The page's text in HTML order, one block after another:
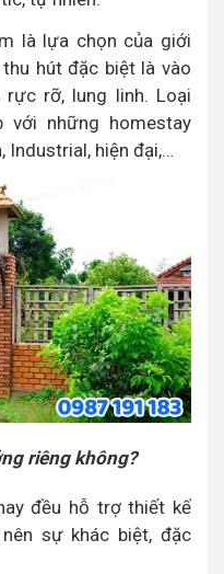
là lựa chọn của giới
hút đặc biệt là vào
rỡ, lung linh. Loại
với những homestay
Industrial, hiện đại,…
riêng không?
đều hỗ trợ thiết kế
sự khác biệt, đặc